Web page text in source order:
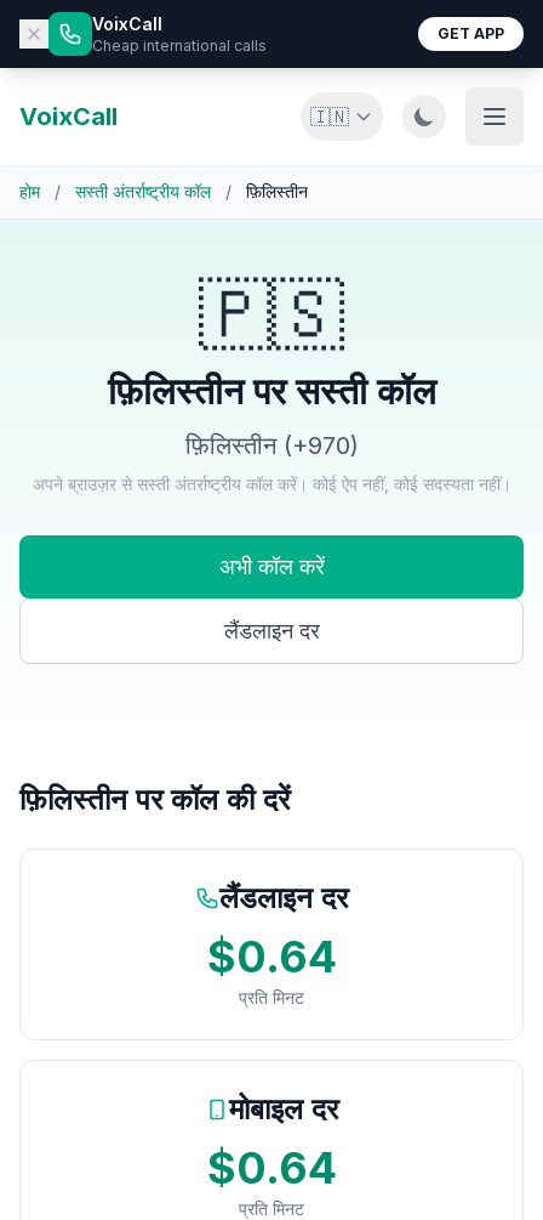
VoixCall
Cheap international calls
GET APP
VoixCall 🇮🇳
होम / सस्ती अंतर्राष्ट्रीय कॉल / फ़िलिस्तीन
🇵🇸
फ़िलिस्तीन पर सस्ती कॉल
फ़िलिस्तीन (+970)
अपने ब्राउज़र से सस्ती अंतर्राष्ट्रीय कॉल करें। कोई ऐप नहीं, कोई सदस्यता नहीं।
अभी कॉल करें
लैंडलाइन दर
फ़िलिस्तीन पर कॉल की दरें
लैंडलाइन दर
$0.64
प्रति मिनट
मोबाइल दर
$0.64
प्रति मिनट